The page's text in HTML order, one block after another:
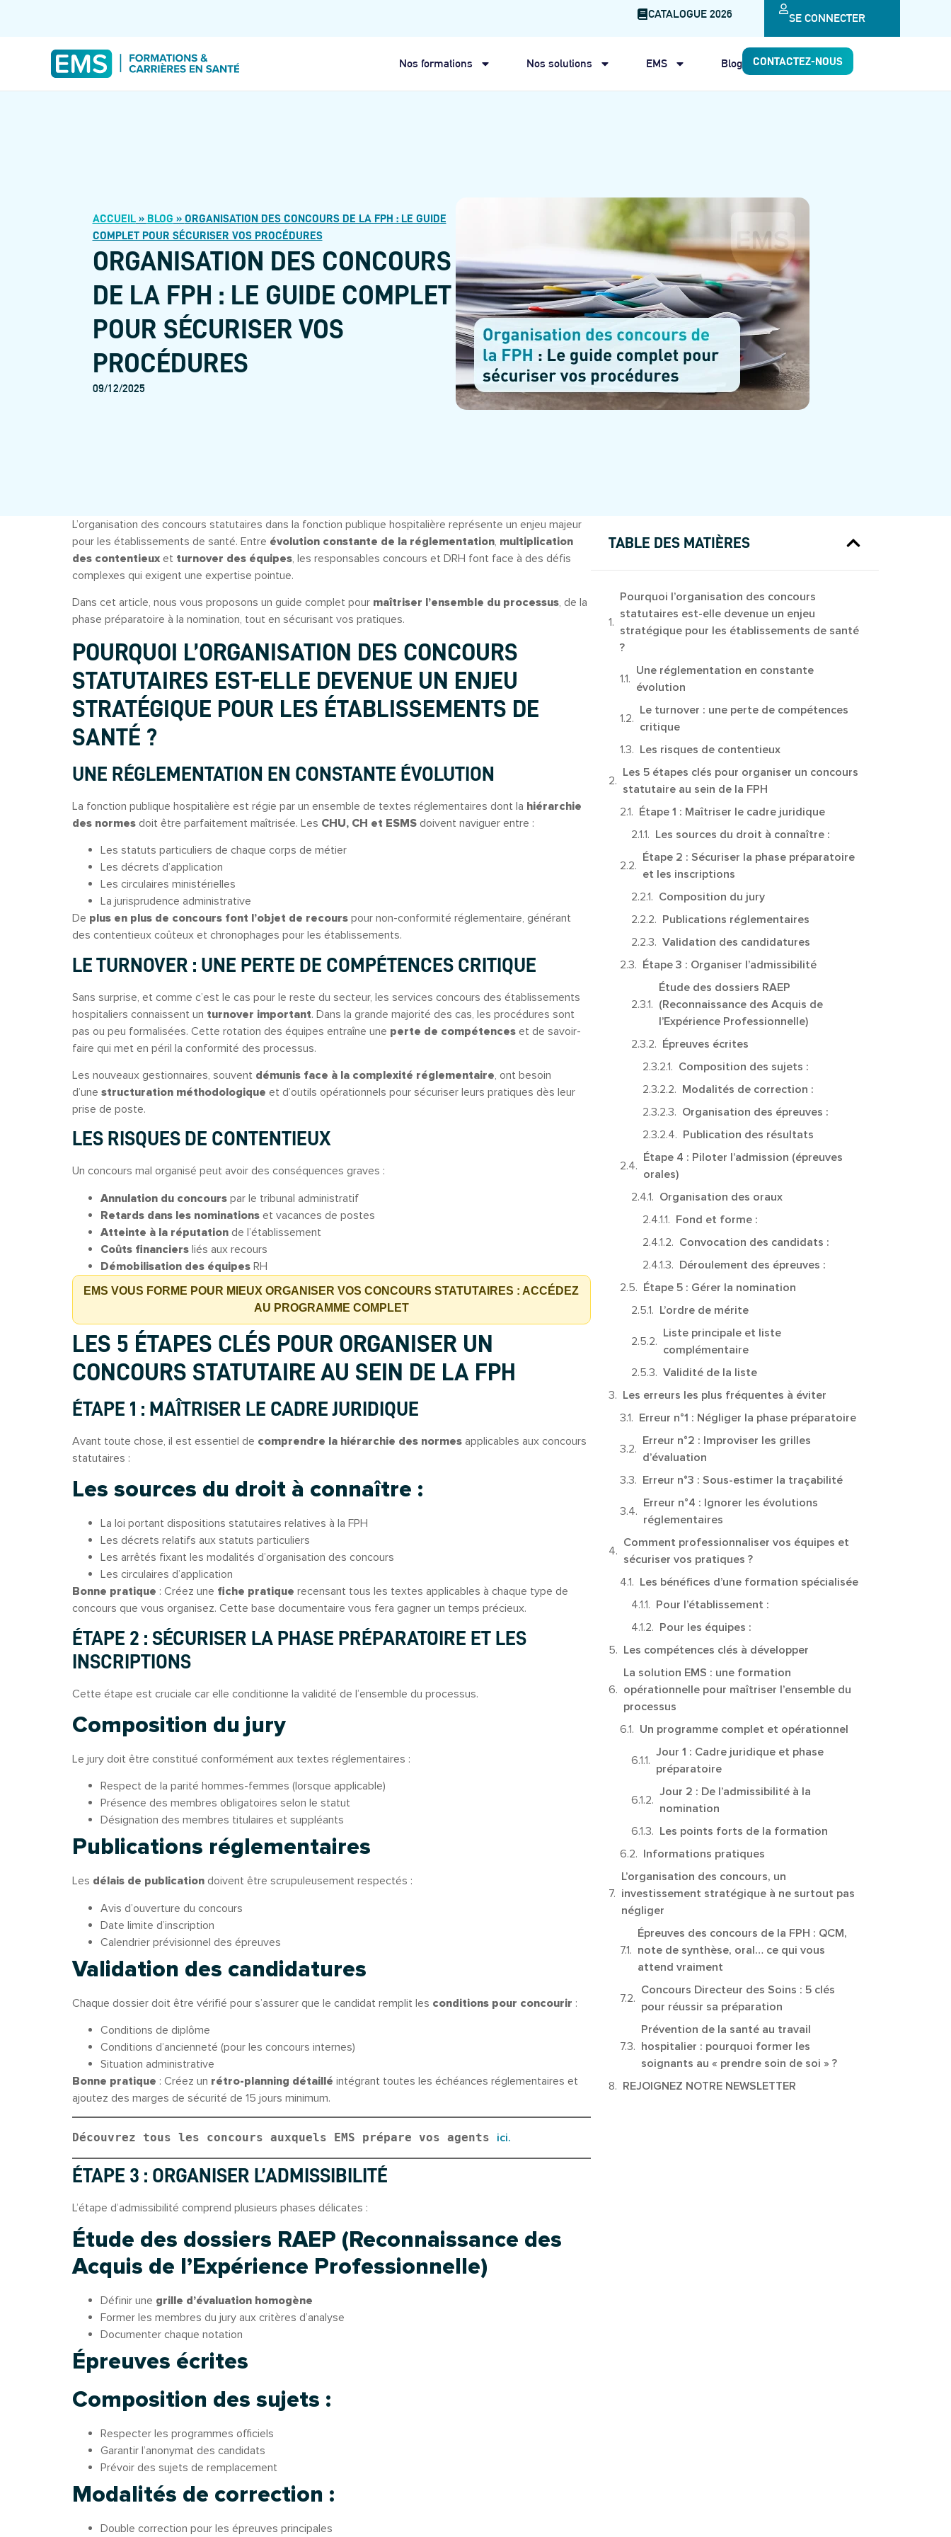
CATALOGUE 2026 SE CONNECTER
Nos formations Nos solutions EMS Blog CONTACTEZ-NOUS
ACCUEIL» BLOG » ORGANISATION DES CONCOURS DE LA FPH : LE GUIDE
COMPLET POUR SÉCURISER VOS PROCÉDURES
ORGANISATION DES CONCOURS
DE LA FPH : LE GUIDE COMPLET
POUR SÉCURISER VOS
PROCÉDURES
09/12/2025
L’organisation des concours statutaires dans la fonction publique hospitalière représente un enjeu majeur
pour les établissements de santé. Entre évolution constante de la réglementation, multiplication
des contentieux et turnover des équipes, les responsables concours et DRH font face à des défis
complexes qui exigent une expertise pointue.
Dans cet article, nous vous proposons un guide complet pour maîtriser l’ensemble du processus, de la
phase préparatoire à la nomination, tout en sécurisant vos pratiques.
POURQUOI L’ORGANISATION DES CONCOURS
STATUTAIRES EST-ELLE DEVENUE UN ENJEU
STRATÉGIQUE POUR LES ÉTABLISSEMENTS DE
SANTÉ ?
UNE RÉGLEMENTATION EN CONSTANTE ÉVOLUTION
La fonction publique hospitalière est régie par un ensemble de textes réglementaires dont la hiérarchie
des normes doit être parfaitement maîtrisée. Les CHU, CH et ESMS doivent naviguer entre :
Les statuts particuliers de chaque corps de métier
Les décrets d’application
Les circulaires ministérielles
La jurisprudence administrative
De plus en plus de concours font l’objet de recours pour non-conformité réglementaire, générant
des contentieux coûteux et chronophages pour les établissements.
LE TURNOVER : UNE PERTE DE COMPÉTENCES CRITIQUE
Sans surprise, et comme c’est le cas pour le reste du secteur, les services concours des établissements
hospitaliers connaissent un turnover important. Dans la grande majorité des cas, les procédures sont
pas ou peu formalisées. Cette rotation des équipes entraîne une perte de compétences et de savoir-
faire qui met en péril la conformité des processus.
Les nouveaux gestionnaires, souvent démunis face à la complexité réglementaire, ont besoin
d’une structuration méthodologique et d’outils opérationnels pour sécuriser leurs pratiques dès leur
prise de poste.
LES RISQUES DE CONTENTIEUX
Un concours mal organisé peut avoir des conséquences graves :
Annulation du concours par le tribunal administratif
Retards dans les nominations et vacances de postes
Atteinte à la réputation de l’établissement
Coûts financiers liés aux recours
Démobilisation des équipes RH
EMS VOUS FORME POUR MIEUX ORGANISER VOS CONCOURS STATUTAIRES : ACCÉDEZ
AU PROGRAMME COMPLET
LES 5 ÉTAPES CLÉS POUR ORGANISER UN
CONCOURS STATUTAIRE AU SEIN DE LA FPH
ÉTAPE 1 : MAÎTRISER LE CADRE JURIDIQUE
Avant toute chose, il est essentiel de comprendre la hiérarchie des normes applicables aux concours
statutaires :
Les sources du droit à connaître :
La loi portant dispositions statutaires relatives à la FPH
Les décrets relatifs aux statuts particuliers
Les arrêtés fixant les modalités d’organisation des concours
Les circulaires d’application
Bonne pratique : Créez une fiche pratique recensant tous les textes applicables à chaque type de
concours que vous organisez. Cette base documentaire vous fera gagner un temps précieux.
ÉTAPE 2 : SÉCURISER LA PHASE PRÉPARATOIRE ET LES
INSCRIPTIONS
Cette étape est cruciale car elle conditionne la validité de l’ensemble du processus.
Composition du jury
Le jury doit être constitué conformément aux textes réglementaires :
Respect de la parité hommes-femmes (lorsque applicable)
Présence des membres obligatoires selon le statut
Désignation des membres titulaires et suppléants
Publications réglementaires
Les délais de publication doivent être scrupuleusement respectés :
Avis d’ouverture du concours
Date limite d’inscription
Calendrier prévisionnel des épreuves
Validation des candidatures
Chaque dossier doit être vérifié pour s’assurer que le candidat remplit les conditions pour concourir :
Conditions de diplôme
Conditions d’ancienneté (pour les concours internes)
Situation administrative
Bonne pratique : Créez un rétro-planning détaillé intégrant toutes les échéances réglementaires et
ajoutez des marges de sécurité de 15 jours minimum.
Découvrez tous les concours auxquels EMS prépare vos agents ici.
ÉTAPE 3 : ORGANISER L’ADMISSIBILITÉ
L’étape d’admissibilité comprend plusieurs phases délicates :
Étude des dossiers RAEP (Reconnaissance des
Acquis de l’Expérience Professionnelle)
Définir une grille d’évaluation homogène
Former les membres du jury aux critères d’analyse
Documenter chaque notation
Épreuves écrites
Composition des sujets :
Respecter les programmes officiels
Garantir l’anonymat des candidats
Prévoir des sujets de remplacement
Modalités de correction :
Double correction pour les épreuves principales
TABLE DES MATIÈRES
Pourquoi l’organisation des concours
statutaires est-elle devenue un enjeu
stratégique pour les établissements de santé
?
Une réglementation en constante
évolution
Le turnover : une perte de compétences
critique
Les risques de contentieux
Les 5 étapes clés pour organiser un concours
statutaire au sein de la FPH
Étape 1 : Maîtriser le cadre juridique
Les sources du droit à connaître :
Étape 2 : Sécuriser la phase préparatoire
et les inscriptions
Composition du jury
Publications réglementaires
Validation des candidatures
Étape 3 : Organiser l’admissibilité
Étude des dossiers RAEP
(Reconnaissance des Acquis de
l’Expérience Professionnelle)
Épreuves écrites
Composition des sujets :
Modalités de correction :
Organisation des épreuves :
Publication des résultats
Étape 4 : Piloter l’admission (épreuves
orales)
Organisation des oraux
Fond et forme :
Convocation des candidats :
Déroulement des épreuves :
Étape 5 : Gérer la nomination
L’ordre de mérite
Liste principale et liste
complémentaire
Validité de la liste
Les erreurs les plus fréquentes à éviter
Erreur n°1 : Négliger la phase préparatoire
Erreur n°2 : Improviser les grilles
d’évaluation
Erreur n°3 : Sous-estimer la traçabilité
Erreur n°4 : Ignorer les évolutions
réglementaires
Comment professionnaliser vos équipes et
sécuriser vos pratiques ?
Les bénéfices d’une formation spécialisée
Pour l’établissement :
Pour les équipes :
Les compétences clés à développer
La solution EMS : une formation
opérationnelle pour maîtriser l’ensemble du
processus
Un programme complet et opérationnel
Jour 1 : Cadre juridique et phase
préparatoire
Jour 2 : De l’admissibilité à la
nomination
Les points forts de la formation
Informations pratiques
L’organisation des concours, un
investissement stratégique à ne surtout pas
négliger
Épreuves des concours de la FPH : QCM,
note de synthèse, oral… ce qui vous
attend vraiment
Concours Directeur des Soins : 5 clés
pour réussir sa préparation
Prévention de la santé au travail
hospitalier : pourquoi former les
soignants au « prendre soin de soi » ?
REJOIGNEZ NOTRE NEWSLETTER